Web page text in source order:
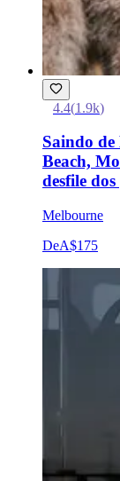
4.4(1.9k)
Saindo
Beach,
desfile
Melbourne
DeA$175